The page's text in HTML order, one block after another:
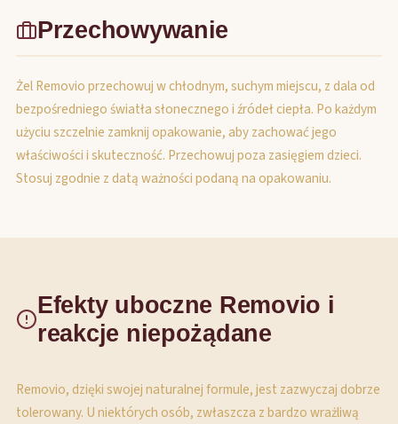
Przechowywanie
Żel Removio przechowuj w chłodnym, suchym miejscu, z dala od
bezpośredniego światła słonecznego i źródeł ciepła. Po każdym
użyciu szczelnie zamknij opakowanie, aby zachować jego
właściwości i skuteczność. Przechowuj poza zasięgiem dzieci.
Stosuj zgodnie z datą ważności podaną na opakowaniu.
Efekty uboczne Removio i
reakcje niepożądane
Removio, dzięki swojej naturalnej formule, jest zazwyczaj dobrze
tolerowany. U niektórych osób, zwłaszcza z bardzo wrażliwą